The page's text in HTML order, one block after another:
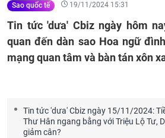
Sao quốc tế 19/11/2024 15:31
Tin tức 'dưa' Cbiz ngày hôm
quan đến dàn sao Hoa ngữ
mạng quan tâm và bàn tán xôn
Tin tức 'dưa' Cbiz ngày 15/11/2024:
Thư Hân ngang bằng với Triệu Lộ Tư,
giảm cân?